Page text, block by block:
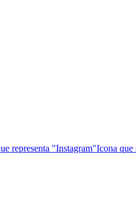
representa "Instagram"Icona que